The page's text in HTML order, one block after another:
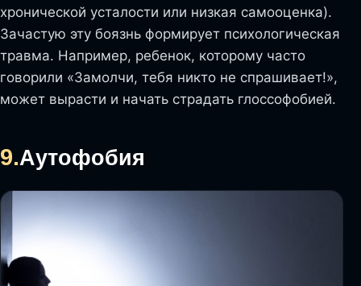
хронической усталости или низкая самооценка).
Зачастую эту боязнь формирует психологическая
травма. Например, ребенок, которому часто
говорили «Замолчи, тебя никто не спрашивает!»,
может вырасти и начать страдать глоссофобией.
9.Аутофобия